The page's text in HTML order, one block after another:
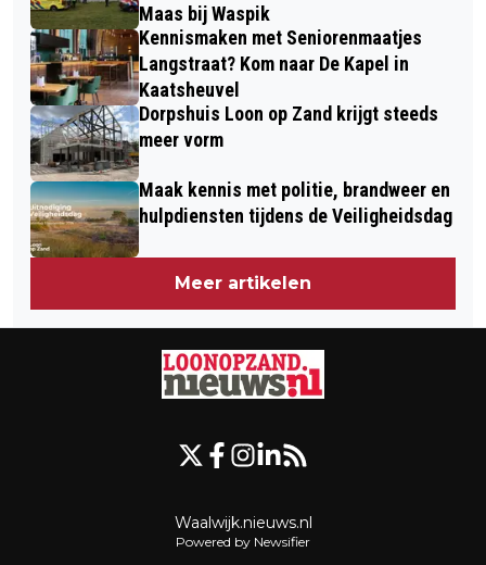
Maas bij Waspik
Kennismaken met Seniorenmaatjes
Langstraat? Kom naar De Kapel in
Kaatsheuvel
Dorpshuis Loon op Zand krijgt steeds
meer vorm
Maak kennis met politie, brandweer en
hulpdiensten tijdens de Veiligheidsdag
Meer artikelen
Waalwijk.nieuws.nl
Powered by Newsifier